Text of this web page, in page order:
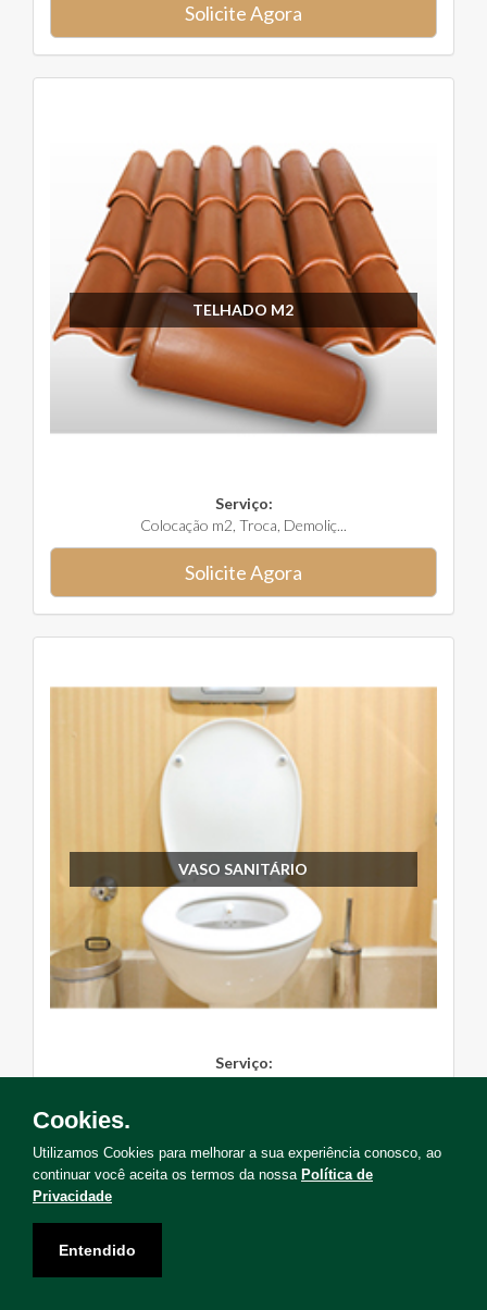
Solicite Agora
TELHADO M2
Serviço:
Colocação m2, Troca, Demoliç...
Solicite Agora
VASO SANITÁRIO
Serviço:
Cookies.
Utilizamos Cookies para melhorar a sua experiência conosco, ao
continuar você aceita os termos da nossa Política de
Privacidade
Entendido